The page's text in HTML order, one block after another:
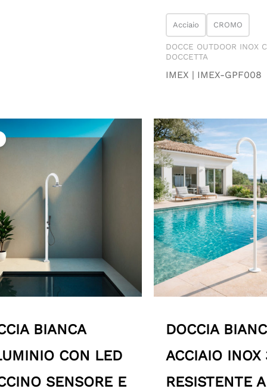
Acciaio CROMO
DOCCE OUTDOOR INOX
DOCCETTA
IMEX | IMEX-GPF008
BIANCA
CON LED
SENSORE E
prezzo
778.51 €.
DOCCIA
ACCIAIO INOX
RESISTENTE